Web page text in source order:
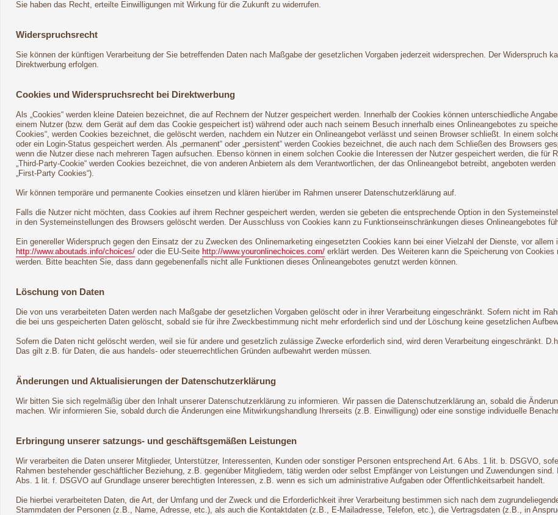
Sie haben das Recht, erteilte Einwilligungen mit Wirkung für die Zukunft zu widerrufen.
Widerspruchsrecht
Sie können der künftigen Verarbeitung der Sie betreffenden Daten nach Maßgabe der gesetzlichen Vorgaben jederzeit widersprechen. Der Widerspruch
Direktwerbung erfolgen.
Cookies und Widerspruchsrecht bei Direktwerbung
Als „Cookies“ werden kleine Dateien bezeichnet, die auf Rechnern der Nutzer gespeichert werden. Innerhalb der Cookies können unterschiedliche
einem Nutzer (bzw. dem Gerät auf dem das Cookie gespeichert ist) während oder auch nach seinem Besuch innerhalb eines Onlineangebotes zu
Cookies“, werden Cookies bezeichnet, die gelöscht werden, nachdem ein Nutzer ein Onlineangebot verlässt und seinen Browser schließt. In einem
oder ein Login-Status gespeichert werden. Als „permanent“ oder „persistent“ werden Cookies bezeichnet, die auch nach dem Schließen des Browsers
wenn die Nutzer diese nach mehreren Tagen aufsuchen. Ebenso können in einem solchen Cookie die Interessen der Nutzer gespeichert werden, die für
„Third-Party-Cookie“ werden Cookies bezeichnet, die von anderen Anbietern als dem Verantwortlichen, der das Onlineangebot betreibt, angeboten
„First-Party Cookies“).
Wir können temporäre und permanente Cookies einsetzen und klären hierüber im Rahmen unserer Datenschutzerklärung auf.
Falls die Nutzer nicht möchten, dass Cookies auf ihrem Rechner gespeichert werden, werden sie gebeten die entsprechende Option in den
in den Systemeinstellungen des Browsers gelöscht werden. Der Ausschluss von Cookies kann zu Funktionseinschränkungen dieses Onlineangebotes
Ein genereller Widerspruch gegen den Einsatz der zu Zwecken des Onlinemarketing eingesetzten Cookies kann bei einer Vielzahl der Dienste, vor
http://www.aboutads.info/choices/ oder die EU-Seite http://www.youronlinechoices.com/ erklärt werden. Des Weiteren kann die Speicherung von
werden. Bitte beachten Sie, dass dann gegebenenfalls nicht alle Funktionen dieses Onlineangebotes genutzt werden können.
Löschung von Daten
Die von uns verarbeiteten Daten werden nach Maßgabe der gesetzlichen Vorgaben gelöscht oder in ihrer Verarbeitung eingeschränkt. Sofern nicht im
die bei uns gespeicherten Daten gelöscht, sobald sie für ihre Zweckbestimmung nicht mehr erforderlich sind und der Löschung keine gesetzlichen
Sofern die Daten nicht gelöscht werden, weil sie für andere und gesetzlich zulässige Zwecke erforderlich sind, wird deren Verarbeitung eingeschränkt.
Das gilt z.B. für Daten, die aus handels- oder steuerrechtlichen Gründen aufbewahrt werden müssen.
Änderungen und Aktualisierungen der Datenschutzerklärung
Wir bitten Sie sich regelmäßig über den Inhalt unserer Datenschutzerklärung zu informieren. Wir passen die Datenschutzerklärung an, sobald die
machen. Wir informieren Sie, sobald durch die Änderungen eine Mitwirkungshandlung Ihrerseits (z.B. Einwilligung) oder eine sonstige individuelle
Erbringung unserer satzungs- und geschäftsgemäßen Leistungen
Wir verarbeiten die Daten unserer Mitglieder, Unterstützer, Interessenten, Kunden oder sonstiger Personen entsprechend Art. 6 Abs. 1 lit. b. DSGVO,
Rahmen bestehender geschäftlicher Beziehung, z.B. gegenüber Mitgliedern, tätig werden oder selbst Empfänger von Leistungen und Zuwendungen
Abs. 1 lit. f. DSGVO auf Grundlage unserer berechtigten Interessen, z.B. wenn es sich um administrative Aufgaben oder Öffentlichkeitsarbeit handelt.
Die hierbei verarbeiteten Daten, die Art, der Umfang und der Zweck und die Erforderlichkeit ihrer Verarbeitung bestimmen sich nach dem
Stammdaten der Personen (z.B., Name, Adresse, etc.), als auch die Kontaktdaten (z.B., E-Mailadresse, Telefon, etc.), die Vertragsdaten (z.B., in